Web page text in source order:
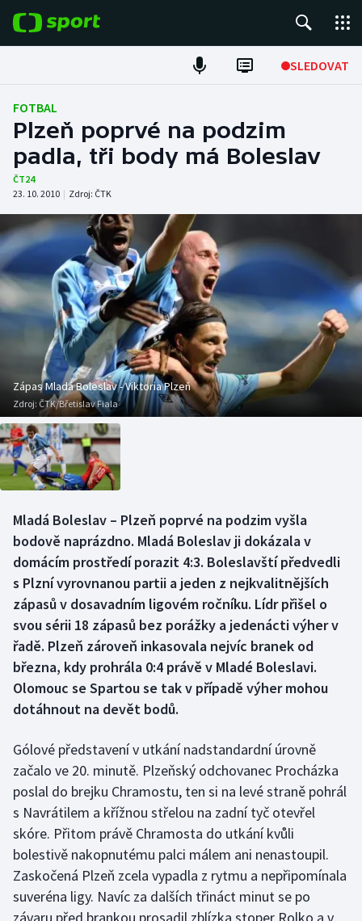
SLEDOVAT
Fotbal
Hokej
Tenis
Atletika
Cyklistika
DALŠÍ SPORTY
Americký fotbal
Baseball a softbal
Basketbal
Biatlon
Boby a skeleton
Box
Curling
Dostihy
Florbal
Futsal
Gymnastika
Házená
Jezdectví
Judo
Krasobruslení
NEPŘEHLÉDNĚTE
Soutěže
Historické návraty
Aplikace ČT sport
AZ kvíz
FOTBAL
Plzeň poprvé na podzim
padla, tři body má Boleslav
ČT24
23. 10. 2010 | Zdroj: ČTK
Zápas Mladá Boleslav - Viktoria Plzeň
Zdroj: ČTK/Břetislav Fiala
Mladá Boleslav – Plzeň poprvé na podzim vyšla
bodově naprázdno. Mladá Boleslav ji dokázala v
domácím prostředí porazit 4:3. Boleslavští předvedli
s Plzní vyrovnanou partii a jeden z nejkvalitnějších
zápasů v dosavadním ligovém ročníku. Lídr přišel o
svou sérii 18 zápasů bez porážky a jedenácti výher v
řadě. Plzeň zároveň inkasovala nejvíc branek od
března, kdy prohrála 0:4 právě v Mladé Boleslavi.
Olomouc se Spartou se tak v případě výher mohou
dotáhnout na devět bodů.
Gólové představení v utkání nadstandardní úrovně
začalo ve 20. minutě. Plzeňský odchovanec Procházka
poslal do brejku Chramostu, ten si na levé straně pohrál
s Navrátilem a křížnou střelou na zadní tyč otevřel
skóre. Přitom právě Chramosta do utkání kvůli
bolestivě nakopnutému palci málem ani nenastoupil.
Zaskočená Plzeň zcela vypadla z rytmu a nepřipomínala
suveréna ligy. Navíc za dalších třináct minut se po